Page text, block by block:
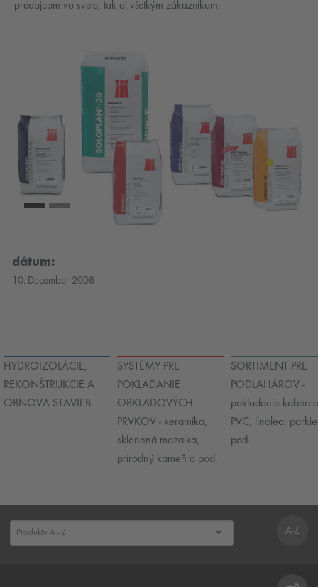
predajcom vo svete, tak aj všetkým zákazníkom.
dátum:
10. December 2008
HYDROIZOLÁCIE,
REKONŠTRUKCIE A
OBNOVA STAVIEB
SYSTÉMY PRE
POKLADANIE
OBKLADOVÝCH
PRVKOV - keramika,
sklenená mozaika,
prírodný kameň a pod.
SORTIMENT PRE
PODLAHÁROV -
pokladanie
PVC, linolea,
pod.
A-Z